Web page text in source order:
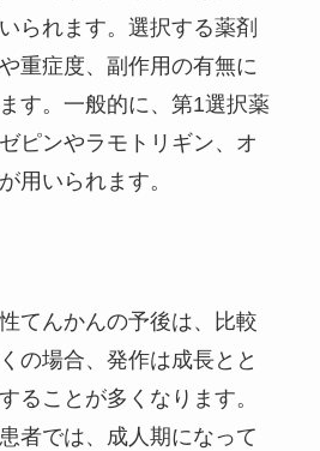
られます。選択する薬剤
重症度、副作用の有無に
す。一般的に、第1選択薬
ピンやラモトリギン、オ
用いられます。
てんかんの予後は、比較
の場合、発作は成長とと
ることが多くなります。
者では、成人期になって